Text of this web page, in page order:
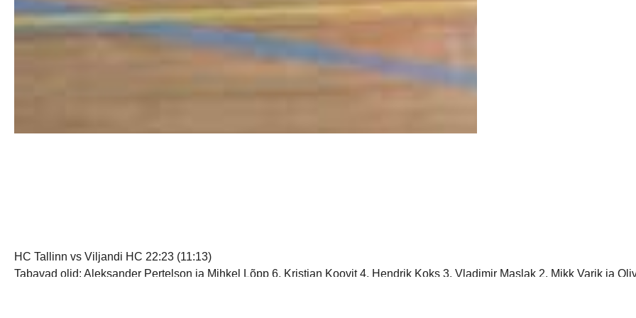
HC Tallinn vs Viljandi HC 22:23 (11:13)
Tabavad olid: Aleksander Pertelson ja Mihkel Lõpp 6, Kristjan Koovit 4, Hendrik Koks 3, Vladimir Maslak 2, Mikk Varik ja